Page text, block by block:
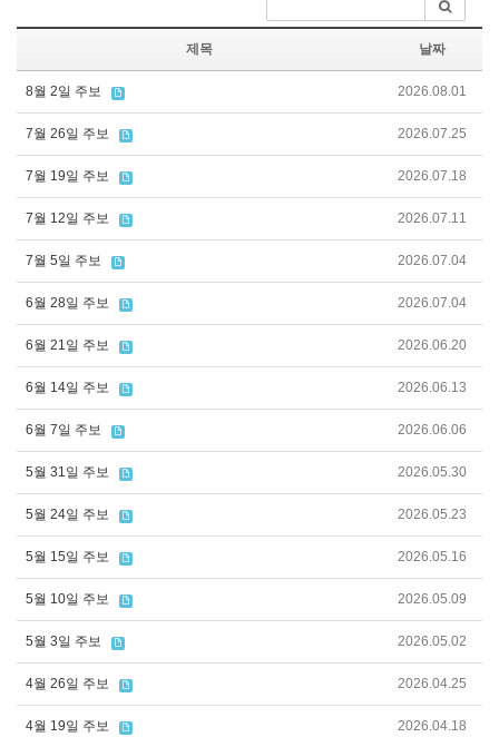
제목 날짜
8월 2일 주보 2026.08.01
7월 26일 주보 2026.07.25
7월 19일 주보 2026.07.18
7월 12일 주보 2026.07.11
7월 5일 주보 2026.07.04
6월 28일 주보 2026.07.04
6월 21일 주보 2026.06.20
6월 14일 주보 2026.06.13
6월 7일 주보 2026.06.06
5월 31일 주보 2026.05.30
5월 24일 주보 2026.05.23
5월 15일 주보 2026.05.16
5월 10일 주보 2026.05.09
5월 3일 주보 2026.05.02
4월 26일 주보 2026.04.25
4월 19일 주보 2026.04.18